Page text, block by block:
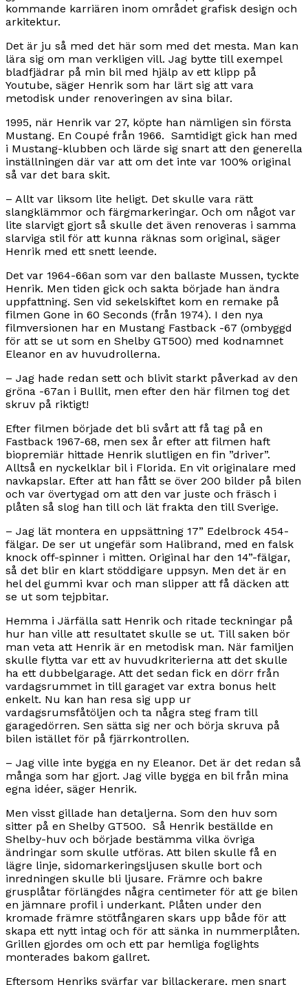
kommande karriären inom området grafisk design och
arkitektur.
Det är ju så med det här som med det mesta. Man kan
lära sig om man verkligen vill. Jag bytte till exempel
bladfjädrar på min bil med hjälp av ett klipp på
Youtube, säger Henrik som har lärt sig att vara
metodisk under renoveringen av sina bilar.
1995, när Henrik var 27, köpte han nämligen sin första
Mustang. En Coupé från 1966. Samtidigt gick han med
i Mustang-klubben och lärde sig snart att den generella
inställningen där var att om det inte var 100% original
så var det bara skit.
– Allt var liksom lite heligt. Det skulle vara rätt
slangklämmor och färgmarkeringar. Och om något var
lite slarvigt gjort så skulle det även renoveras i samma
slarviga stil för att kunna räknas som original, säger
Henrik med ett snett leende.
Det var 1964-66an som var den ballaste Mussen, tyckte
Henrik. Men tiden gick och sakta började han ändra
uppfattning. Sen vid sekelskiftet kom en remake på
filmen Gone in 60 Seconds (från 1974). I den nya
filmversionen har en Mustang Fastback -67 (ombyggd
för att se ut som en Shelby GT500) med kodnamnet
Eleanor en av huvudrollerna.
– Jag hade redan sett och blivit starkt påverkad av den
gröna -67an i Bullit, men efter den här filmen tog det
skruv på riktigt!
Efter filmen började det bli svårt att få tag på en
Fastback 1967-68, men sex år efter att filmen haft
biopremiär hittade Henrik slutligen en fin ”driver”.
Alltså en nyckelklar bil i Florida. En vit originalare med
navkapslar. Efter att han fått se över 200 bilder på bilen
och var övertygad om att den var juste och fräsch i
plåten så slog han till och lät frakta den till Sverige.
– Jag lät montera en uppsättning 17” Edelbrock 454-
fälgar. De ser ut ungefär som Halibrand, med en falsk
knock off-spinner i mitten. Original har den 14”-fälgar,
så det blir en klart stöddigare uppsyn. Men det är en
hel del gummi kvar och man slipper att få däcken att
se ut som tejpbitar.
Hemma i Järfälla satt Henrik och ritade teckningar på
hur han ville att resultatet skulle se ut. Till saken bör
man veta att Henrik är en metodisk man. När familjen
skulle flytta var ett av huvudkriterierna att det skulle
ha ett dubbelgarage. Att det sedan fick en dörr från
vardagsrummet in till garaget var extra bonus helt
enkelt. Nu kan han resa sig upp ur
vardagsrumsfåtöljen och ta några steg fram till
garagedörren. Sen sätta sig ner och börja skruva på
bilen istället för på fjärrkontrollen.
– Jag ville inte bygga en ny Eleanor. Det är det redan så
många som har gjort. Jag ville bygga en bil från mina
egna idéer, säger Henrik.
Men visst gillade han detaljerna. Som den huv som
sitter på en Shelby GT500. Så Henrik beställde en
Shelby-huv och började bestämma vilka övriga
ändringar som skulle utföras. Att bilen skulle få en
lägre linje, sidomarkeringsljusen skulle bort och
inredningen skulle bli ljusare. Främre och bakre
grusplåtar förlängdes några centimeter för att ge bilen
en jämnare profil i underkant. Plåten under den
kromade främre stötfångaren skars upp både för att
skapa ett nytt intag och för att sänka in nummerplåten.
Grillen gjordes om och ett par hemliga foglights
monterades bakom gallret.
Eftersom Henriks svärfar var billackerare, men snart